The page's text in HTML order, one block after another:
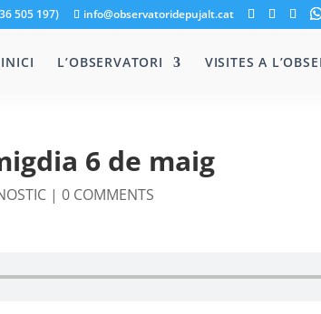
505 197) info@observatoridepujalt.cat
INICI L’OBSERVATORI VISITES A
6 de maig
|0 COMMENTS